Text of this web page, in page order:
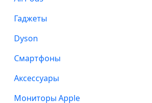
Гаджеты
Dyson
Смартфоны
Аксессуары
Мониторы Apple